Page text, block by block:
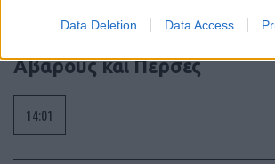
Data Deletion Data Access
ΣΑΝ ΣΗΜΕΡΑ – 7
Αβάρους και Πέρσες
14:01